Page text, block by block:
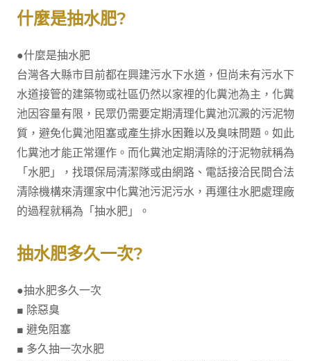
什麼是抽水肥?
●什麼是抽水肥
台灣各大縣市目前都在興建污水下水道，但尚未有污水下
水道接管的建築物或社區仍然以家裡的化糞池為主，化糞
池因容量有限，民眾仍需要定期清理化糞池沉澱的污泥物
質，避免化糞池阻塞或產生排水困難以及臭味問題。如此
化糞池才能正常運作。而化糞池定期清除的汙泥物就稱為
「水肥」，找環保局清潔隊或由網路、電話接洽民間合法
清除機構來清運家中化糞池污泥污水，再運往水肥處理廠
的過程就稱為「抽水肥」。
抽水肥多久一次?
●抽水肥多久一次
■ 除惡臭
■ 避免阻塞
■ 多久抽一次水肥